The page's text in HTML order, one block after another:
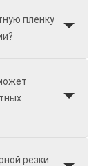
пленку
резки